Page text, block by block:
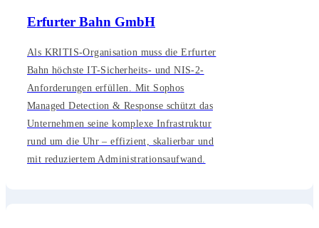
Erfurter Bahn GmbH
Als KRITIS-Organisation muss die Erfurter
Bahn höchste IT-Sicherheits- und NIS-2-
Anforderungen erfüllen. Mit Sophos
Managed Detection & Response schützt das
Unternehmen seine komplexe Infrastruktur
rund um die Uhr – effizient, skalierbar und
mit reduziertem Administrationsaufwand.